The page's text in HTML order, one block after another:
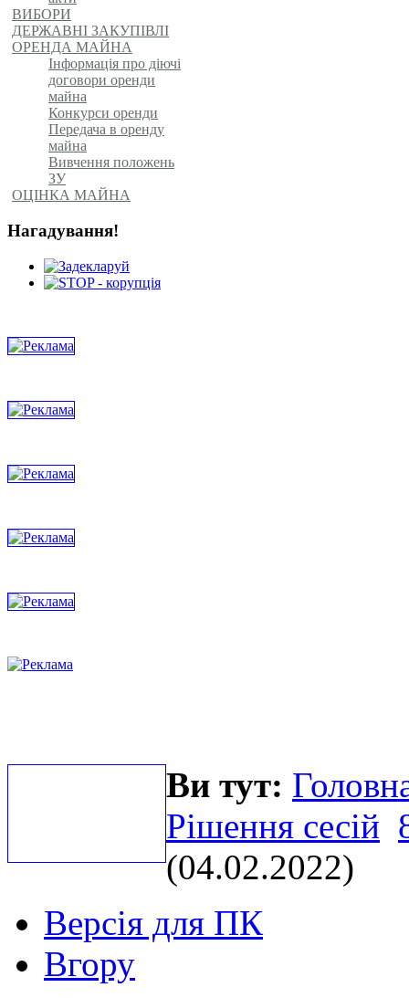
ВИБОРИ
ДЕРЖАВНІ ЗАКУПІВЛІ
ОРЕНДА МАЙНА
Інформація про діючі
договори оренди
майна
Конкурси оренди
Передача в оренду
майна
Вивчення положень
ЗУ
ОЦІНКА МАЙНА
Нагадування!
Ви тут:
Рішення сесій
(04.02.2022)
Версія для ПК
Вгору